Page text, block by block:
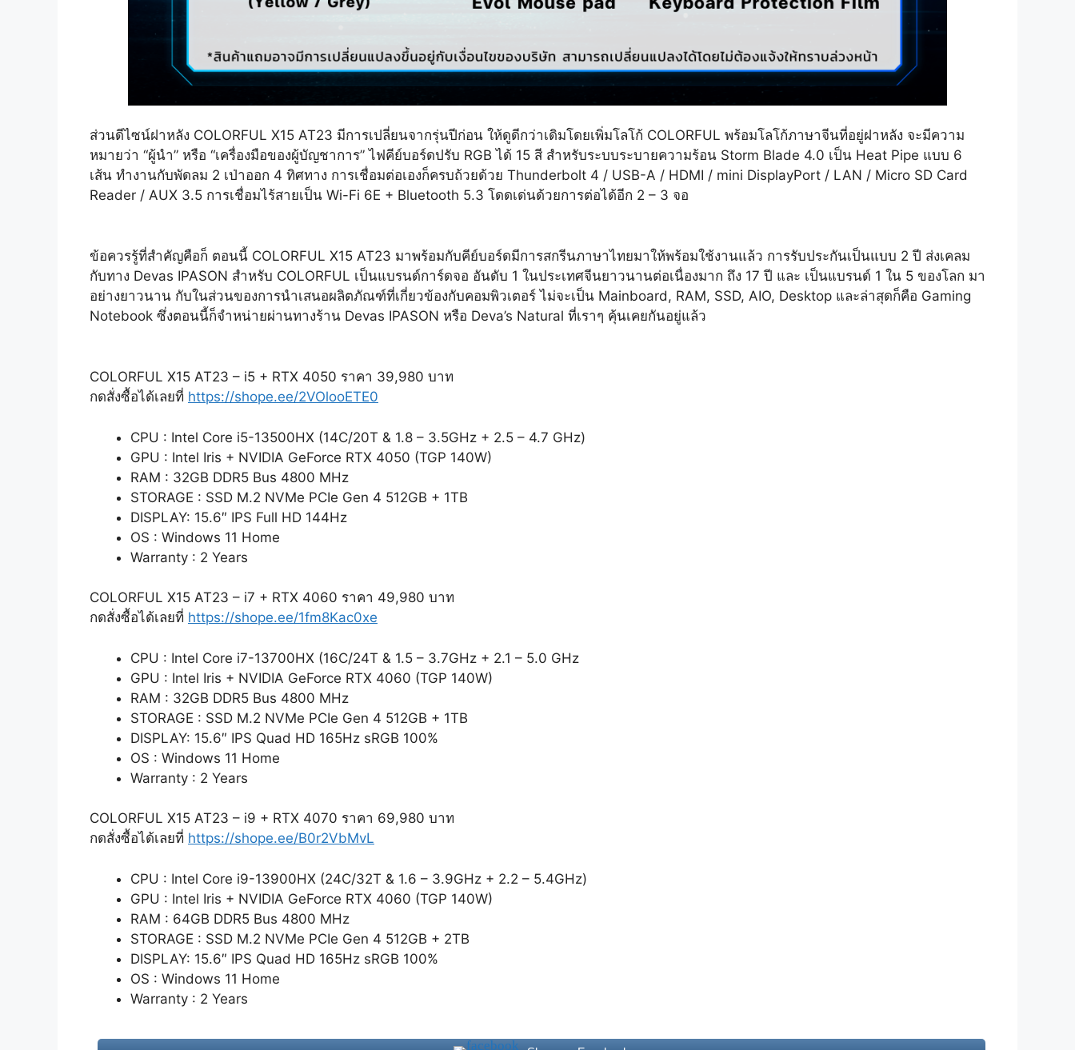
ส่วนดีไซน์ฝาหลัง COLORFUL X15 AT23 มีการเปลี่ยนจากรุ่นปีก่อน ให้ดูดีกว่าเดิมโดยเพิ่มโลโก้ COLORFUL พร้อมโลโก้ภาษาจีนที่อยู่ฝาหลัง จะมีความ
หมายว่า “ผู้นำ” หรือ “เครื่องมือของผู้บัญชาการ” ไฟคีย์บอร์ดปรับ RGB ได้ 15 สี สำหรับระบบระบายความร้อน Storm Blade 4.0 เป็น Heat Pipe แบบ 6
เส้น ทำงานกับพัดลม 2 เป่าออก 4 ทิศทาง การเชื่อมต่อเองก็ครบถ้วยด้วย Thunderbolt 4 / USB-A / HDMI / mini DisplayPort / LAN / Micro SD Card
Reader / AUX 3.5 การเชื่อมไร้สายเป็น Wi-Fi 6E + Bluetooth 5.3 โดดเด่นด้วยการต่อได้อีก 2 – 3 จอ
ข้อควรรู้ที่สำคัญคือก็ ตอนนี้ COLORFUL X15 AT23 มาพร้อมกับคีย์บอร์ดมีการสกรีนภาษาไทยมาให้พร้อมใช้งานแล้ว การรับประกันเป็นแบบ 2 ปี ส่งเคลม
กับทาง Devas IPASON สำหรับ COLORFUL เป็นแบรนด์การ์ดจอ อันดับ 1 ในประเทศจีนยาวนานต่อเนื่องมาก ถึง 17 ปี และ เป็นแบรนด์ 1 ใน 5 ของโลก มา
อย่างยาวนาน กับในส่วนของการนำเสนอผลิตภัณฑ์ที่เกี่ยวข้องกับคอมพิวเตอร์ ไม่จะเป็น Mainboard, RAM, SSD, AIO, Desktop และล่าสุดก็คือ Gaming
Notebook ซึ่งตอนนี้ก็จำหน่ายผ่านทางร้าน Devas IPASON หรือ Deva’s Natural ที่เราๆ คุ้นเคยกันอยู่แล้ว
COLORFUL X15 AT23 – i5 + RTX 4050 ราคา 39,980 บาท
กดสั่งซื้อได้เลยที่ https://shope.ee/2VOlooETE0
CPU : Intel Core i5-13500HX (14C/20T & 1.8 – 3.5GHz + 2.5 – 4.7 GHz)
GPU : Intel Iris + NVIDIA GeForce RTX 4050 (TGP 140W)
RAM : 32GB DDR5 Bus 4800 MHz
STORAGE : SSD M.2 NVMe PCIe Gen 4 512GB + 1TB
DISPLAY: 15.6″ IPS Full HD 144Hz
OS : Windows 11 Home
Warranty : 2 Years
COLORFUL X15 AT23 – i7 + RTX 4060 ราคา 49,980 บาท
กดสั่งซื้อได้เลยที่ https://shope.ee/1fm8Kac0xe
CPU : Intel Core i7-13700HX (16C/24T & 1.5 – 3.7GHz + 2.1 – 5.0 GHz
GPU : Intel Iris + NVIDIA GeForce RTX 4060 (TGP 140W)
RAM : 32GB DDR5 Bus 4800 MHz
STORAGE : SSD M.2 NVMe PCIe Gen 4 512GB + 1TB
DISPLAY: 15.6″ IPS Quad HD 165Hz sRGB 100%
OS : Windows 11 Home
Warranty : 2 Years
COLORFUL X15 AT23 – i9 + RTX 4070 ราคา 69,980 บาท
กดสั่งซื้อได้เลยที่ https://shope.ee/B0r2VbMvL
CPU : Intel Core i9-13900HX (24C/32T & 1.6 – 3.9GHz + 2.2 – 5.4GHz)
GPU : Intel Iris + NVIDIA GeForce RTX 4060 (TGP 140W)
RAM : 64GB DDR5 Bus 4800 MHz
STORAGE : SSD M.2 NVMe PCIe Gen 4 512GB + 2TB
DISPLAY: 15.6″ IPS Quad HD 165Hz sRGB 100%
OS : Windows 11 Home
Warranty : 2 Years